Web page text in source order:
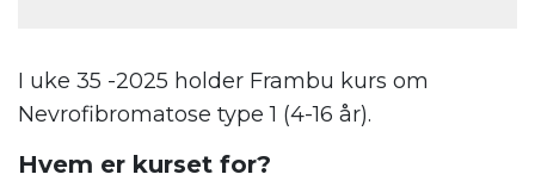
I uke 35 -2025 holder Frambu kurs om
Nevrofibromatose type 1 (4-16 år).
Hvem er kurset for?